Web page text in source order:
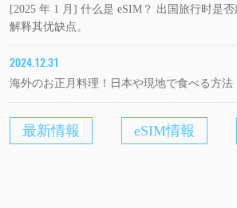
[2025 年 1 月] 什么是 eSIM？ 出国旅行时是
解释其优缺点。
2024.12.31
海外のお正月料理！日本や現地で食べる方法
最新情報 eSIM情報